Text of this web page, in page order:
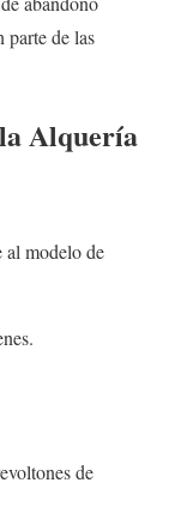
parte de las
Alquería
al modelo de
de